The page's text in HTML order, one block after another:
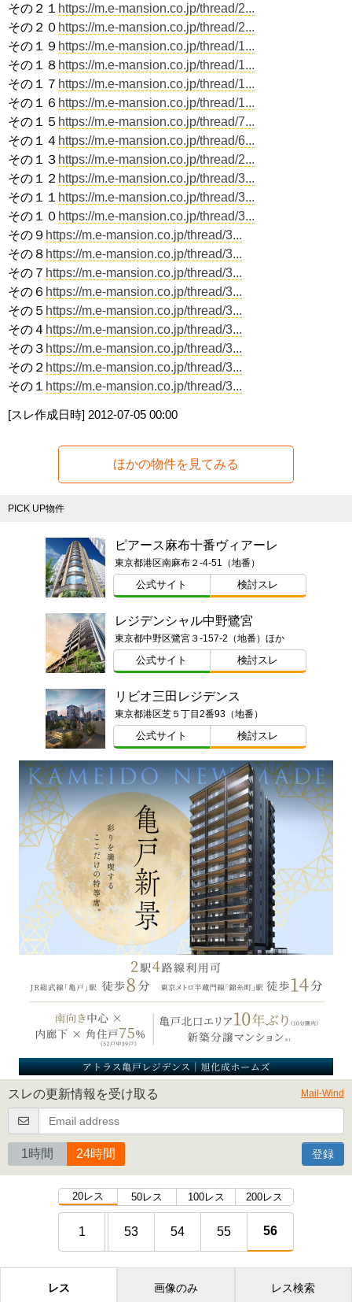
その２１ https://m.e-mansion.co.jp/thread/2...
その２０ https://m.e-mansion.co.jp/thread/2...
その１９ https://m.e-mansion.co.jp/thread/1...
その１８ https://m.e-mansion.co.jp/thread/1...
その１７ https://m.e-mansion.co.jp/thread/1...
その１６ https://m.e-mansion.co.jp/thread/1...
その１５ https://m.e-mansion.co.jp/thread/7...
その１４ https://m.e-mansion.co.jp/thread/6...
その１３ https://m.e-mansion.co.jp/thread/2...
その１２ https://m.e-mansion.co.jp/thread/3...
その１１ https://m.e-mansion.co.jp/thread/3...
その１０ https://m.e-mansion.co.jp/thread/3...
その９ https://m.e-mansion.co.jp/thread/3...
その８ https://m.e-mansion.co.jp/thread/3...
その７ https://m.e-mansion.co.jp/thread/3...
その６ https://m.e-mansion.co.jp/thread/3...
その５ https://m.e-mansion.co.jp/thread/3...
その４ https://m.e-mansion.co.jp/thread/3...
その３ https://m.e-mansion.co.jp/thread/3...
その２ https://m.e-mansion.co.jp/thread/3...
その１ https://m.e-mansion.co.jp/thread/3...
[スレ作成日時] 2012-07-05 00:00
ほかの物件を見てみる
PICK UP物件
ピアース麻布十番ヴィアーレ
東京都港区南麻布２-4-51（地番）
公式サイト 検討スレ
レジデンシャル中野鷺宮
東京都中野区鷺宮３-157-2（地番）ほか
公式サイト 検討スレ
リビオ三田レジデンス
東京都港区芝５丁目2番93（地番）
公式サイト 検討スレ
スレの更新情報を受け取る Mail-Wind
1時間 24時間 登録
20レス 50レス 100レス 200レス
1 53 54 55 56
レス 画像のみ レス検索